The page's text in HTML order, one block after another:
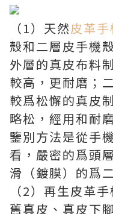
（1）天然皮革手
殼和二層皮手機
外層的真皮布料
較高，更耐磨；
較爲松懈的真皮
略松，經用和耐
鑒別方法是從手
看，嚴密的爲頭
滑（鍍膜）的爲
（2）再生皮革
舊真皮、真皮下